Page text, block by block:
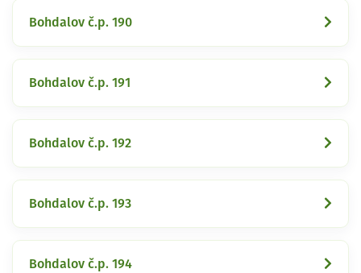
Bohdalov č.p. 190
Bohdalov č.p. 191
Bohdalov č.p. 192
Bohdalov č.p. 193
Bohdalov č.p. 194